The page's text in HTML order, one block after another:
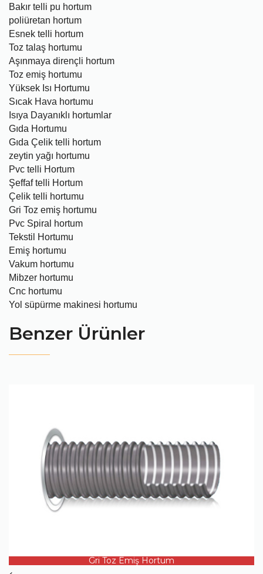
Bakır telli pu hortum
poliüretan hortum
Esnek telli hortum
Toz talaş hortumu
Aşınmaya dirençli hortum
Toz emiş hortumu
Yüksek Isı Hortumu
Sıcak Hava hortumu
Isıya Dayanıklı hortumlar
Gıda Hortumu
Gıda Çelik telli hortum
zeytin yağı hortumu
Pvc telli Hortum
Şeffaf telli Hortum
Çelik telli hortumu
Gri Toz emiş hortumu
Pvc Spiral hortum
Tekstil Hortumu
Emiş hortumu
Vakum hortumu
Mibzer hortumu
Cnc hortumu
Yol süpürme makinesi hortumu
Benzer Ürünler
ÜRÜN DETAYI
Gri Toz Emiş Hortum